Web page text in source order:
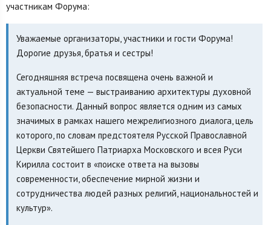
участникам Форума:
Уважаемые организаторы, участники и гости Форума!
Дорогие друзья, братья и сестры!
Сегодняшняя встреча посвящена очень важной и
актуальной теме — выстраиванию архитектуры духовной
безопасности. Данный вопрос является одним из самых
значимых в рамках нашего межрелигиозного диалога, цель
которого, по словам предстоятеля Русской Православной
Церкви Святейшего Патриарха Московского и всея Руси
Кирилла состоит в «поиске ответа на вызовы
современности, обеспечение мирной жизни и
сотрудничества людей разных религий, национальностей и
культур».